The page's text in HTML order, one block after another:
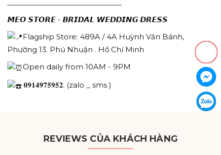
𝙈𝙀𝙊 𝙎𝙏𝙊𝙍𝙀 - 𝘽𝙍𝙄𝘿𝘼𝙇 𝙒𝙀𝘿𝘿𝙄𝙉𝙂 𝘿𝙍𝙀𝙎𝙎
Flagship Store: 489A / 4A Huỳnh Văn Bánh,
Phường 13. Phú Nhuận . Hồ Chí Minh
Open daily from 10AM - 9PM
𝟎𝟗𝟏𝟒𝟗𝟕𝟓𝟗𝟓𝟐. (zalo _ sms )
REVIEWS CỦA KHÁCH HÀNG